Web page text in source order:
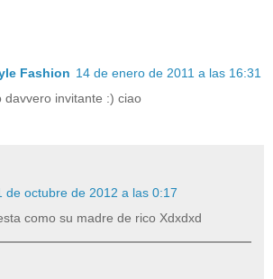
Fashion 14 de enero de 2011 a las 16:31
davvero invitante :) ciao
de octubre de 2012 a las 0:17
como su madre de rico Xdxdxd